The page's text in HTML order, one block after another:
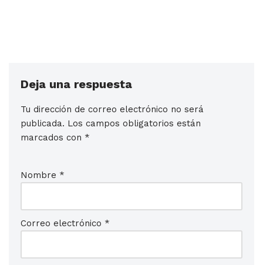
Deja una respuesta
Tu dirección de correo electrónico no será
publicada. Los campos obligatorios están
marcados con *
Nombre *
Correo electrónico *